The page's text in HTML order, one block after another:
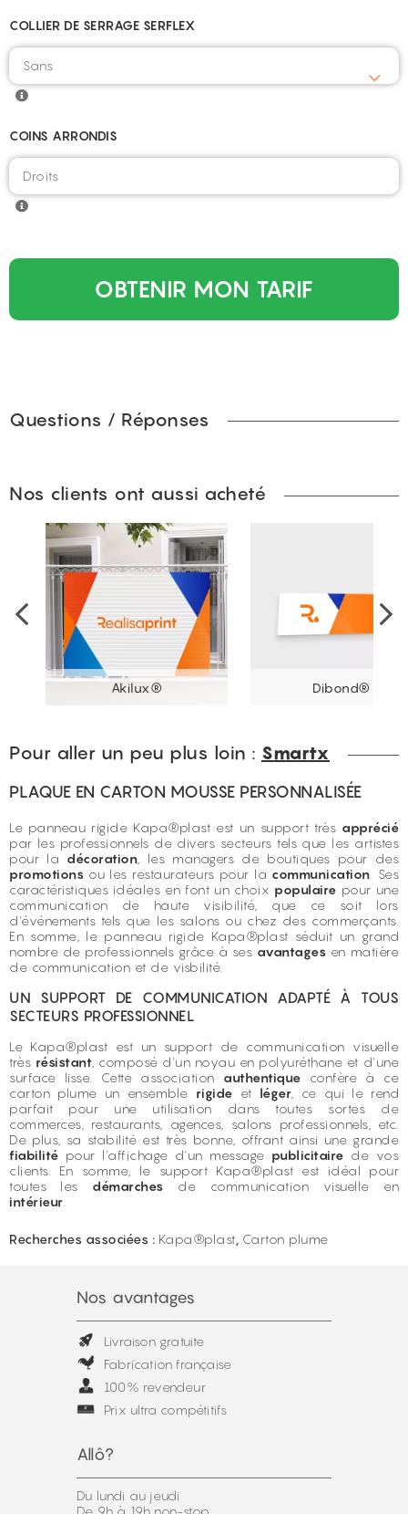
COLLIER DE SERRAGE SERFLEX
COINS ARRONDIS
OBTENIR MON TARIF
Questions / Réponses
Nos clients ont aussi acheté
Akilux® Dibond®
Pour aller un peu plus loin : Smartx
PLAQUE EN CARTON MOUSSE PERSONNALISÉE
Le panneau rigide Kapa®plast est un support très apprécié
par les professionnels de divers secteurs tels que les artistes
pour la décoration , les managers de boutiques pour des
promotions ou les restaurateurs pour la communication . Ses
caractéristiques idéales en font un choix populaire pour une
communication de haute visibilité, que ce soit lors
d'événements tels que les salons ou chez des commerçants.
En somme, le panneau rigide Kapa®plast séduit un grand
nombre de professionnels grâce à ses avantages en matière
de communication et de visbilité.
UN SUPPORT DE COMMUNICATION ADAPTÉ À TOUS
SECTEURS PROFESSIONNEL
Le Kapa®plast est un support de communication visuelle
très résistant , composé d'un noyau en polyuréthane et d'une
surface lisse. Cette association authentique confère à ce
carton plume un ensemble rigide et léger , ce qui le rend
parfait pour une utilisation dans toutes sortes de
commerces, restaurants, agences, salons professionnels, etc.
De plus, sa stabilité est très bonne, offrant ainsi une grande
fiabilité pour l'affichage d'un message publicitaire de vos
clients. En somme, le support Kapa®plast est idéal pour
toutes les démarches de communication visuelle en
intérieur
Recherches associées : Kapa®plast Carton plume
Nos avantages
Livraison gratuite
Fabrication française
100% revendeur
Prix ultra compétitifs
Allô?
Du lundi au jeudi
De 9h à 19h non-stop